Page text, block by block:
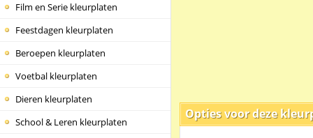
Film en Serie kleurplaten
Feestdagen kleurplaten
Beroepen kleurplaten
Voetbal kleurplaten
Dieren kleurplaten
School & Leren kleurplaten
Opties voor deze